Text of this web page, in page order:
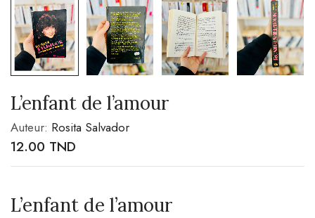
L’enfant de l’amour
Auteur: Rosita Salvador
12.00 TND
L’enfant de l’amour